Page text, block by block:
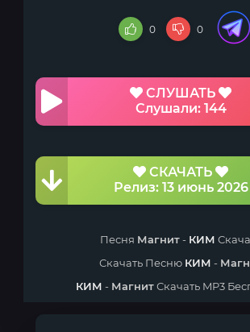
0 0
СЛУШАТЬ
Слушали: 144
СКАЧАТЬ
Релиз: 13 июнь 2026
Песня Магнит- КИМ
Скачать Песню КИМ -
КИМ - МагнитСкачать MP3